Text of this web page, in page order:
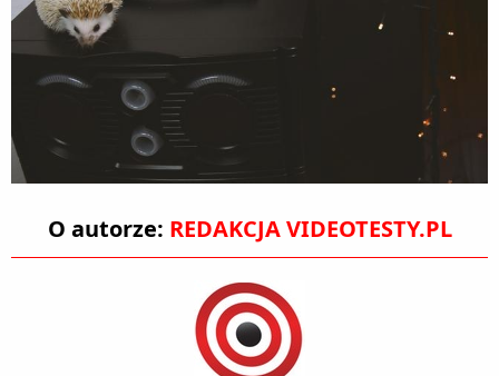
O autorze: REDAKCJA VIDEOTESTY.PL